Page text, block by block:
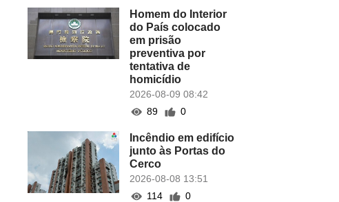
Homem do Interior
do País colocado
em prisão
preventiva por
tentativa de
homicídio
2026-08-09 08:42
89
0
Incêndio em edifício
junto às Portas do
Cerco
2026-08-08 13:51
114
0